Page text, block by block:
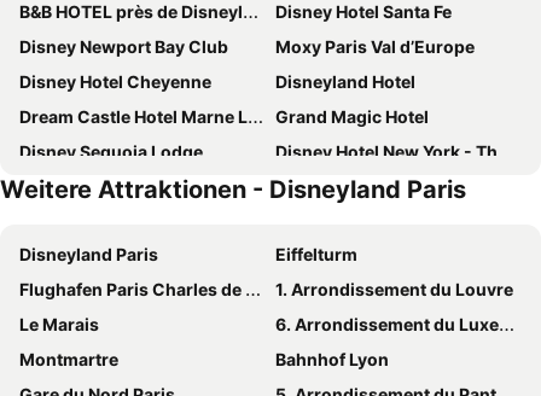
B&B HOTEL près de Disneyland® Paris
Disney Hotel Santa Fe
Disney Newport Bay Club
Moxy Paris Val d’Europe
Disney Hotel Cheyenne
Disneyland Hotel
Dream Castle Hotel Marne La Vallee
Grand Magic Hotel
Disney Sequoia Lodge
Disney Hotel New York - The Art of Marvel
Hotel l'Elysee Val d'Europe
B&B HOTEL Marne-la-Vallée Val d'Europe
Explorers Hotel
Ki Space Hotel & Spa
Best Western Hotel Grand Parc
Hôtel Dali Paris Val D'Europe Tapestry Collection By Hilton
Staycity Aparthotels next to Disneyland Paris
B&B HOTEL Marne-la-Vallée Chelles
ibis budget Marne la Vallée Val d'Europe
Novotel Marne-la-Vallée Collégien
Weitere Attraktionen - Disneyland Paris
Disneyland Paris
Eiffelturm
Flughafen Paris Charles de Gaulle
1. Arrondissement du Louvre
Le Marais
6. Arrondissement du Luxembourg
Montmartre
Bahnhof Lyon